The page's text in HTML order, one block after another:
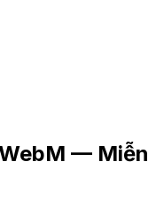
— Miễn